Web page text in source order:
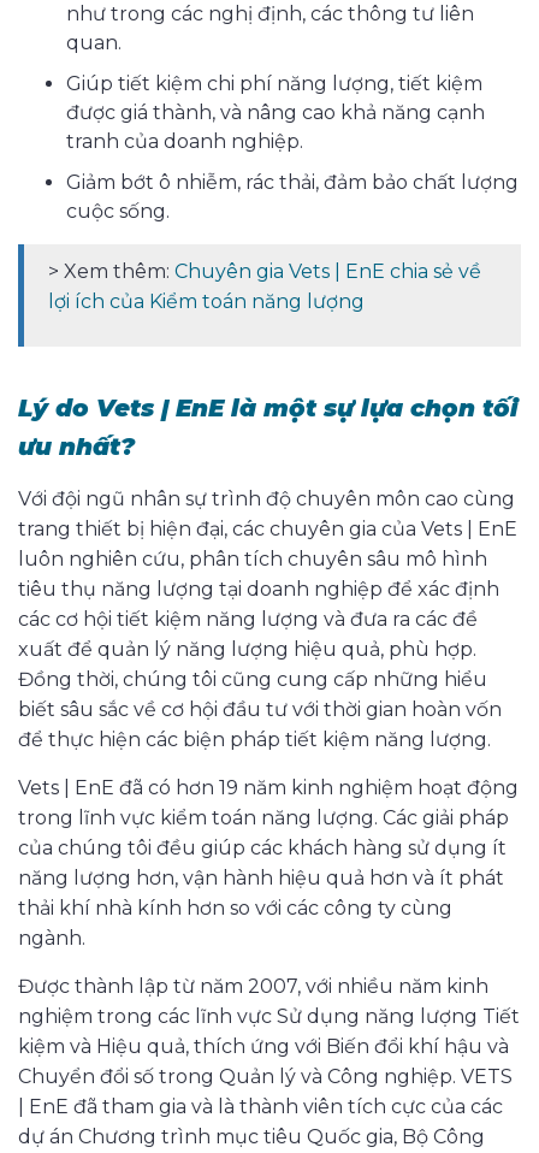
như trong các nghị định, các thông tư liên
quan.
Giúp tiết kiệm chi phí năng lượng, tiết kiệm
được giá thành, và nâng cao khả năng cạnh
tranh của doanh nghiệp.
Giảm bớt ô nhiễm, rác thải, đảm bảo chất lượng
cuộc sống.
> Xem thêm: Chuyên gia Vets | EnE chia sẻ về
lợi ích của Kiểm toán năng lượng
Lý do Vets | EnE là một sự lựa chọn tối
ưu nhất?
Với đội ngũ nhân sự trình độ chuyên môn cao cùng
trang thiết bị hiện đại, các chuyên gia của Vets | EnE
luôn nghiên cứu, phân tích chuyên sâu mô hình
tiêu thụ năng lượng tại doanh nghiệp để xác định
các cơ hội tiết kiệm năng lượng và đưa ra các đề
xuất để quản lý năng lượng hiệu quả, phù hợp.
Đồng thời, chúng tôi cũng cung cấp những hiểu
biết sâu sắc về cơ hội đầu tư với thời gian hoàn vốn
để thực hiện các biện pháp tiết kiệm năng lượng.
Vets | EnE đã có hơn 19 năm kinh nghiệm hoạt động
trong lĩnh vực kiểm toán năng lượng. Các giải pháp
của chúng tôi đều giúp các khách hàng sử dụng ít
năng lượng hơn, vận hành hiệu quả hơn và ít phát
thải khí nhà kính hơn so với các công ty cùng
ngành.
Được thành lập từ năm 2007, với nhiều năm kinh
nghiệm trong các lĩnh vực Sử dụng năng lượng Tiết
kiệm và Hiệu quả, thích ứng với Biến đổi khí hậu và
Chuyển đổi số trong Quản lý và Công nghiệp. VETS
| EnE đã tham gia và là thành viên tích cực của các
dự án Chương trình mục tiêu Quốc gia, Bộ Công